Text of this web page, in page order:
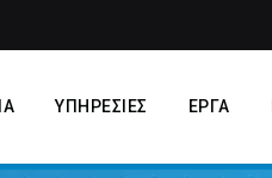
ΥΠΗΡΕΣΙΕΣ ΕΡΓΑ